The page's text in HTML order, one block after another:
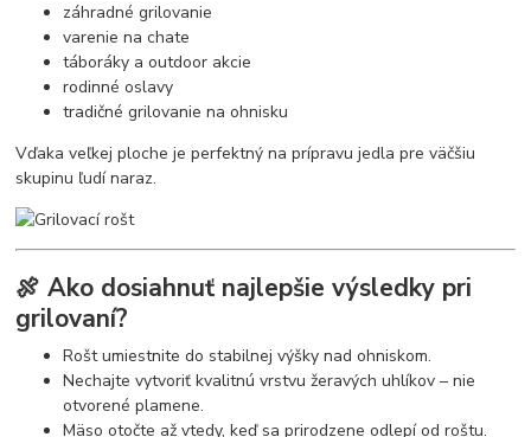
záhradné grilovanie
varenie na chate
táboráky a outdoor akcie
rodinné oslavy
tradičné grilovanie na ohnisku
Vďaka veľkej ploche je perfektný na prípravu jedla pre väčšiu
skupinu ľudí naraz.
🍖 Ako dosiahnuť najlepšie výsledky pri
grilovaní?
Rošt umiestnite do stabilnej výšky nad ohniskom.
Nechajte vytvoriť kvalitnú vrstvu žeravých uhlíkov – nie
otvorené plamene.
Mäso otočte až vtedy, keď sa prirodzene odlepí od roštu.